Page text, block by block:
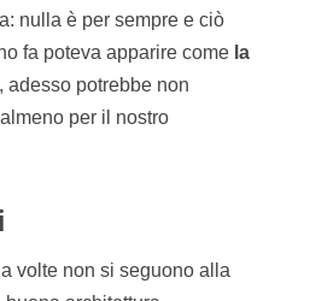
nulla è per sempre e ciò
fa poteva apparire come la
adesso potrebbe non
per il nostro
volte non si seguono alla